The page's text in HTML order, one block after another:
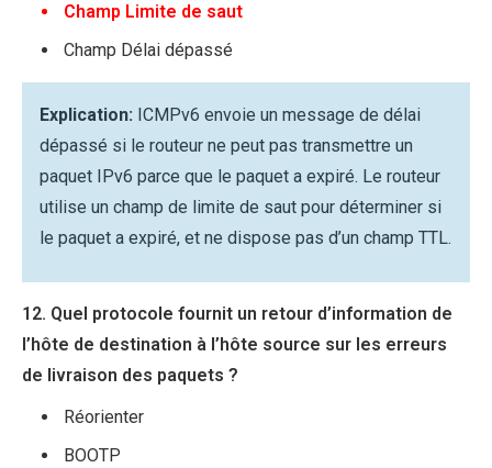
Champ Limite de saut
Champ Délai dépassé
Explication: ICMPv6 envoie un message de délai
dépassé si le routeur ne peut pas transmettre un
paquet IPv6 parce que le paquet a expiré. Le routeur
utilise un champ de limite de saut pour déterminer si
le paquet a expiré, et ne dispose pas d’un champ TTL.
12. Quel protocole fournit un retour d’information de
l’hôte de destination à l’hôte source sur les erreurs
de livraison des paquets ?
Réorienter
BOOTP